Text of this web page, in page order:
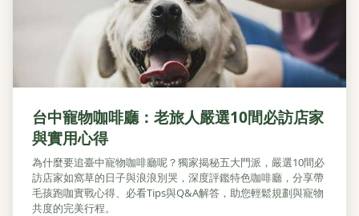
台中寵物咖啡廳：老旅人嚴選10間必訪店家
與實用心得
為什麼要追臺中寵物咖啡廳呢？獨家揭秘五大門派，嚴選10間必
訪店家如窩草的日子與浪浪別哭，深度評鑑特色咖啡廳，分享帶
毛孩跑咖實戰心得、必看Tips與Q&A解答，助您輕鬆規劃與寵物
共度的完美行程。